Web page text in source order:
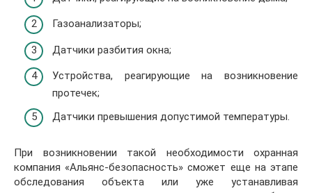
Газоанализаторы;
Датчики разбития окна;
Устройства, реагирующие на возникновение
протечек;
Датчики превышения допустимой температуры.
При возникновении такой необходимости охранная
компания «Альянс-безопасность» сможет еще на этапе
обследования объекта или уже устанавливая